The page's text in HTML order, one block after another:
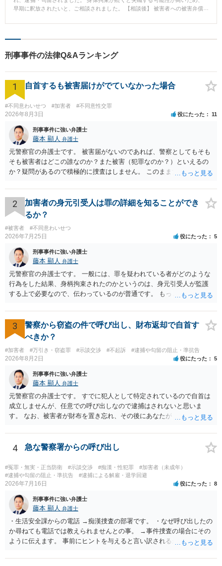
早期に釈放されたいと、ご相談されました。 【相談後】 被害者への被害弁償
交渉、示談が成立したため、検察官に報告、即時釈放されました。 【先生の
って逮捕・勾留をされた場合、早期に被害弁償することが重要です。 早期の
面会、早期の被害者との交渉、早期の示談成立と、早期の弁護活動が奏功し
刑事事件の法律Q&Aランキング
1 自首するも被害届けがでていなかった場合
#不同意わいせつ #加害者 #不同意性交罪
2026年8月3日 役にたった 11
刑事事件に強い弁護士
藤本 顯人 弁護士
元警察官の弁護士です。 被害届がないのであれば、警察としてもそも
そも被害者はどこの誰なのか？また被害（犯罪なのか？）といえるの
か？疑問があるので積極的に捜査はしません。 このまま女性から警察
2
加害者の身元引受人は罪の詳細を知ることができ
るか？
#被害者 #不同意わいせつ
2026年7月25日 役にたった 5
刑事事件に強い弁護士
藤本 顯人 弁護士
元警察官の弁護士です。 一般には、罪を疑われている者がどのような
行為をした結果、身柄拘束されたのかというのは、身元引受人が監護
する上で必要なので、伝わっているのが普通です。 もっとも、事実関
いたり、省略されていることもありうるかなとは思います。
3
警察から窃盗の件で呼び出し、財布返却で自首す
べきか？
#加害者 #万引き・窃盗罪 #示談交渉 #不起訴 #逮捕や勾留の阻止・準抗告
2026年8月2日 役にたった 5
刑事事件に強い弁護士
藤本 顯人 弁護士
元警察官の弁護士です。 すでに犯人として特定されているので自首は
成立しませんが、任意での呼び出しなので逮捕はされないと思いま
す。 なお、被害者が財布を置き忘れ、その後にあなたがトイレに入
と言い逃れはかなり厳しいものと思います。
4 急な警察署からの呼び出し
#冤罪・無実・正当防衛 #示談交渉 #痴漢・性犯罪
#加害者（未成年）
#逮捕や勾留の阻止・準抗告
#逮捕による解雇・退学回避
2026年7月16日 役にたった 8
刑事事件に強い弁護士
藤本 顯人 弁護士
・生活安全課からの電話 →痴漢捜査の部署です。 ・なぜ呼び出したの
か尋ねても電話では教えられませんとの事。 →事件捜査の場合にその
ように伝えます。 事前にヒントを与えると言い訳されるからです。 ・
たり →やはり痴漢として疑われているのでは。 そもそも痴漢をやって